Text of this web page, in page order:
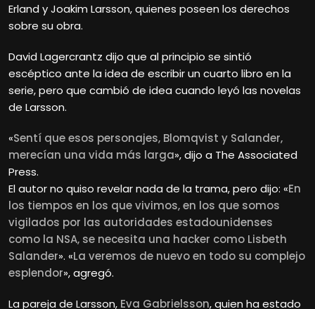
Erland y Joakim Larsson, quienes poseen los derechos
sobre su obra.
David Lagercrantz dijo que al principio se sintió
escéptico ante la idea de escribir un cuarto libro en la
serie, pero que cambió de idea cuando leyó las novelas
de Larsson.
«Sentí que esos personajes, Blomqvist y Salander,
merecían una vida más larga», dijo a The Associated
Press.
El autor no quiso revelar nada de la trama, pero dijo: «En
los tiempos en los que vivimos, en los que somos
vigilados por las autoridades estadounidenses
como la NSA, se necesita una hacker como Lisbeth
Salander». «La veremos de nuevo en todo su complejo
esplendor», agregó.
La pareja de Larsson, Eva Gabrielsson, quien ha estado